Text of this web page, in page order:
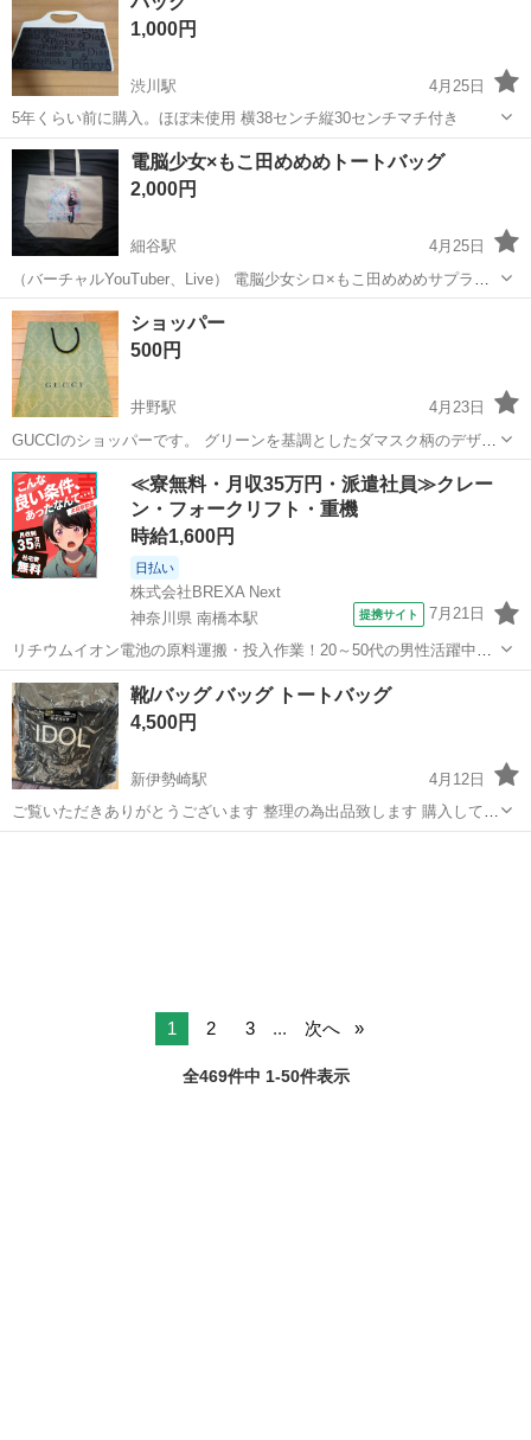
です。 中のエアバッグの色は、元の色そのままだそうです。 （ピンク
は染めて出してたはず...
1,000円
渋川駅
4月25日
5年くらい前に購入。ほぼ未使用 横38センチ縦30センチマチ付き
群馬 渋川市 渋川駅 バッグ
電脳少女×もこ田めめめトートバッグ
2,000円
細谷駅
4月25日
（バーチャルYouTuber、Live） 電脳少女シロ×もこ田めめめサプライ
ズボックスの トートバッグのみ！！ サイズ:約32×34cm 未使用ですが
素人管理なので神経質な方はご購入お控えください ご覧いただきあり
が...
群馬 太田市 細谷駅
ショッパー
500円
井野駅
4月23日
GUCCIのショッパーです。 グリーンを基調としたダマスク柄のデザイ
ンで、ブランドロゴが中央に配置されています。 今まで50枚分くらい
お買い物をしており綺麗な状態でしたが売れることを知らずに知り合
いの方が欲しいということで無...
群馬 高崎市 井野駅 バッグ GUCCI
≪寮無料・月収35万円・派遣社員≫クレー
ン・フォークリフト・重機
時給1,600円
日払い
株式会社BREXA Next
神奈川県 南橋本駅
提携サイト 7月21日
リチウムイオン電池の原料運搬・投入作業！20～50代の男性活躍中★
ワンルーム寮完備！赴任旅費会社負担！年間休日130日★フォークリフ
ト免許お持ちの方、活躍中！就業先食堂利用可★《神奈川県相模原
市》 人気の工場のお仕事 ◇電...
神奈川 相模原市 南橋本駅 その他
靴/バッグ バッグ トートバッグ
4,500円
新伊勢崎駅
4月12日
ご覧いただきありがとうございます 整理の為出品致します 購入してか
ら自宅保管していました。 新品未開封品です。 ご理解のある方、ご購
1 2 3 ... 次へ
全469件中 1-50件表示